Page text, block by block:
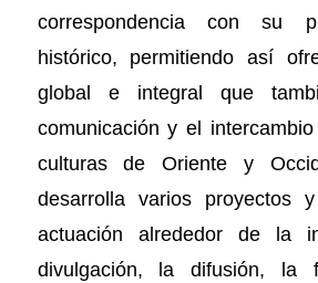
correspondencia con su
histórico, permitiendo así
global e integral que
comunicación y el
culturas de Oriente y
desarrolla varios proyectos
actuación alrededor de la
divulgación, la difusión, la